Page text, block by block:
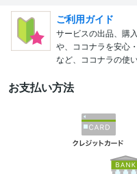
ご利用ガイド
サービスの出品、購
や、ココナラを安心
など、ココナラの使
お支払い方法